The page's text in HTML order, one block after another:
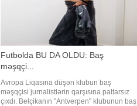
Futbolda BU DA OLDU: Baş
məşqçi...
Avropa Liqasına düşən klubun baş
məşqçisi jurnalistlərin qarşısına paltarsız
çıxdı. Belçikanın "Antverpen" klubunun baş